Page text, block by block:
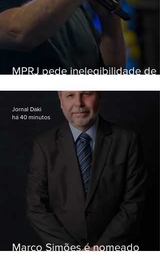
MPRJ pede inelegibilidade de
Marco Simões é nomeado
Jornal Daki
há 40 minutos